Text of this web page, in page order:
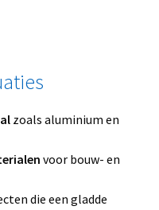
zoals aluminium en
voor bouw- en
die een gladde